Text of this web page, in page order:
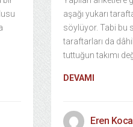
aşağı yukarı
söylüyor. Tabi bu
taraftarları da
tuttuğun takımı
DEVAMI
Eren Koca